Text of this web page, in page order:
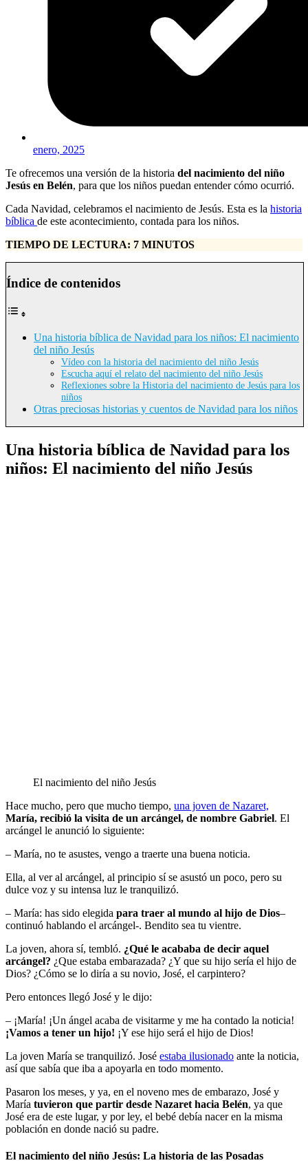
enero, 2025
Te ofrecemos una versión de la historia del nacimiento del niño
Jesús en Belén, para que los niños puedan entender cómo ocurrió.
Cada Navidad, celebramos el nacimiento de Jesús. Esta es la historia
bíblica de este acontecimiento, contada para los niños.
TIEMPO DE LECTURA: 7 MINUTOS
Índice de contenidos
Una historia bíblica de Navidad para los niños: El nacimiento
del niño Jesús
Vídeo con la historia del nacimiento del niño Jesús
Escucha aquí el relato del nacimiento del niño Jesús
Reflexiones sobre la Historia del nacimiento de Jesús para los
niños
Otras preciosas historias y cuentos de Navidad para los niños
Una historia bíblica de Navidad para los
niños: El nacimiento del niño Jesús
El nacimiento del niño Jesús
Hace mucho, pero que mucho tiempo, una joven de Nazaret,
María, recibió la visita de un arcángel, de nombre Gabriel. El
arcángel le anunció lo siguiente:
– María, no te asustes, vengo a traerte una buena noticia.
Ella, al ver al arcángel, al principio sí se asustó un poco, pero su
dulce voz y su intensa luz le tranquilizó.
– María: has sido elegida para traer al mundo al hijo de Dios–
continuó hablando el arcángel-. Bendito sea tu vientre.
La joven, ahora sí, tembló. ¿Qué le acababa de decir aquel
arcángel? ¿Que estaba embarazada? ¿Y que su hijo sería el hijo de
Dios? ¿Cómo se lo diría a su novio, José, el carpintero?
Pero entonces llegó José y le dijo:
– ¡María! ¡Un ángel acaba de visitarme y me ha contado la noticia!
¡Vamos a tener un hijo! ¡Y ese hijo será el hijo de Dios!
La joven María se tranquilizó. José estaba ilusionado ante la noticia,
así que sabía que iba a apoyarla en todo momento.
Pasaron los meses, y ya, en el noveno mes de embarazo, José y
María tuvieron que partir desde Nazaret hacia Belén, ya que
José era de este lugar, y por ley, el bebé debía nacer en la misma
población en donde nació su padre.
El nacimiento del niño Jesús: La historia de las Posadas